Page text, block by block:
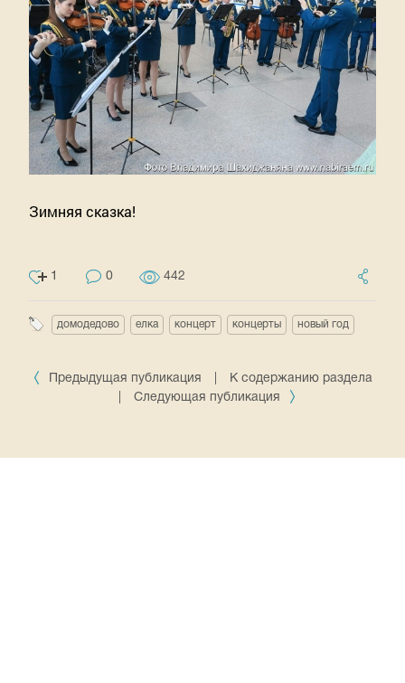
Зимняя сказка!
1 0 442
домодедово елка концерт концерты новый год
Предыдущая публикация
К содержанию раздела
Следующая публикация